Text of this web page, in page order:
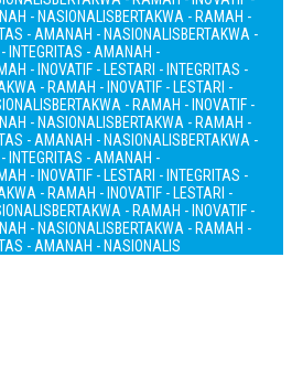
- NASIONALISBERTAKWA - RAMAH -
- AMANAH - NASIONALISBERTAKWA -
INTEGRITAS - AMANAH -
- INOVATIF - LESTARI - INTEGRITAS -
- RAMAH - INOVATIF - LESTARI -
BERTAKWA - RAMAH - INOVATIF -
- NASIONALISBERTAKWA - RAMAH -
- AMANAH - NASIONALISBERTAKWA -
INTEGRITAS - AMANAH -
- INOVATIF - LESTARI - INTEGRITAS -
- RAMAH - INOVATIF - LESTARI -
BERTAKWA - RAMAH - INOVATIF -
- NASIONALISBERTAKWA - RAMAH -
- AMANAH - NASIONALIS